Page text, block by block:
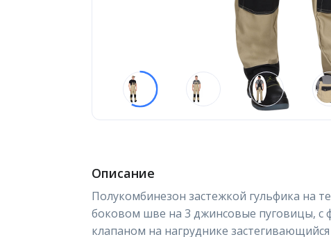
Описание
Полукомбинезон застежкой гульфика на
боковом шве на 3 джинсовые пуговицы, с
клапаном на нагруднике